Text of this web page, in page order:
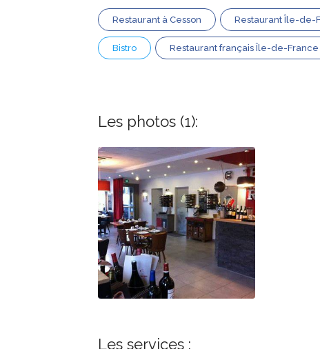
Restaurant à Cesson Restaurant Île-de-
Bistro Restaurant français Île-de-France
Les photos (1):
Les services :